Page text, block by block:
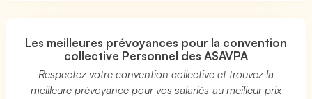
Les meilleures prévoyances pour la convention
collective Personnel des ASAVPA
Respectez votre convention collective et trouvez la
meilleure prévoyance pour vos salariés au meilleur prix